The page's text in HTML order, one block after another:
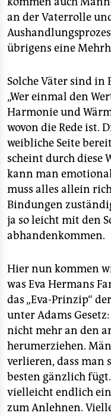
an der Vaterrolle
übrigens eine
Solche Väter sind in
„Wer einmal den
Harmonie und
wovon die Rede ist.
weibliche Seite
scheint durch diese
kann man
muss alles allein
Bindungen
ja so leicht mit den
abhandenkommen.
Hier nun kommen
was Eva Hermans
das „Eva-Prinzip“
unter Adams
nicht mehr an den
herumerziehen.
verlieren, dass man
besten gänzlich
vielleicht endlich
zum Anlehnen.